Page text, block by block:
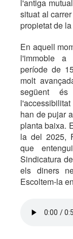
l'antiga
situat al
propietat de
En aquell
l'immoble a
període de
molt
següent
han de pujar
planta baixa.
la del 2025,
que
Sindicatura
els diners
Escoltem-la